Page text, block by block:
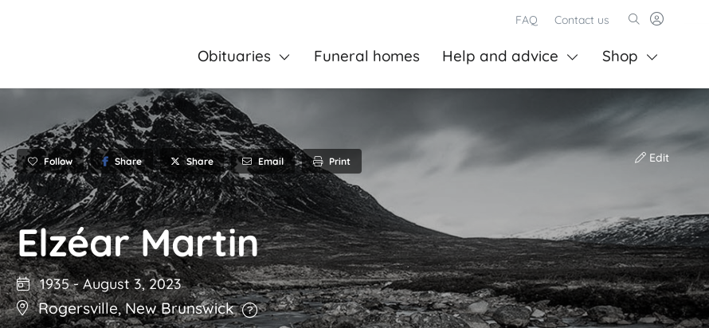
FAQ Contact us
Obituaries Funeral homes Help and advice Shop
Follow Share Share Email Print Edit
Elzéar Martin
1935-August 3, 2023
Rogersville,New Brunswick